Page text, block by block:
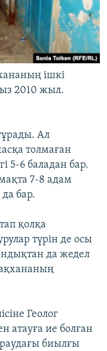
ішкі
2010 жыл.
Ал
толмаған
5-6 баладан бар.
7-8 адам
бар.
қолқа
түрін де осы
да жедел
Геолог
атауға ие болған
биылғы